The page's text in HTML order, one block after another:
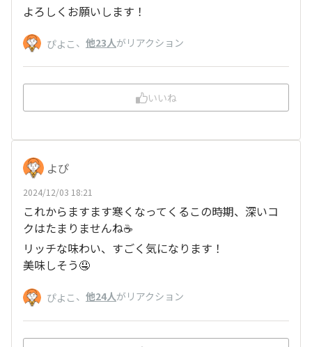
よろしくお願いします！
ぴよこ 、 他23人がリアクション
いいね
よぴ
2024/12/03 18:21
これからますます寒くなってくるこの時期、深いコ
クはたまりませんね☕
リッチな味わい、すごく気になります！
美味しそう🤤
ぴよこ 、 他24人がリアクション